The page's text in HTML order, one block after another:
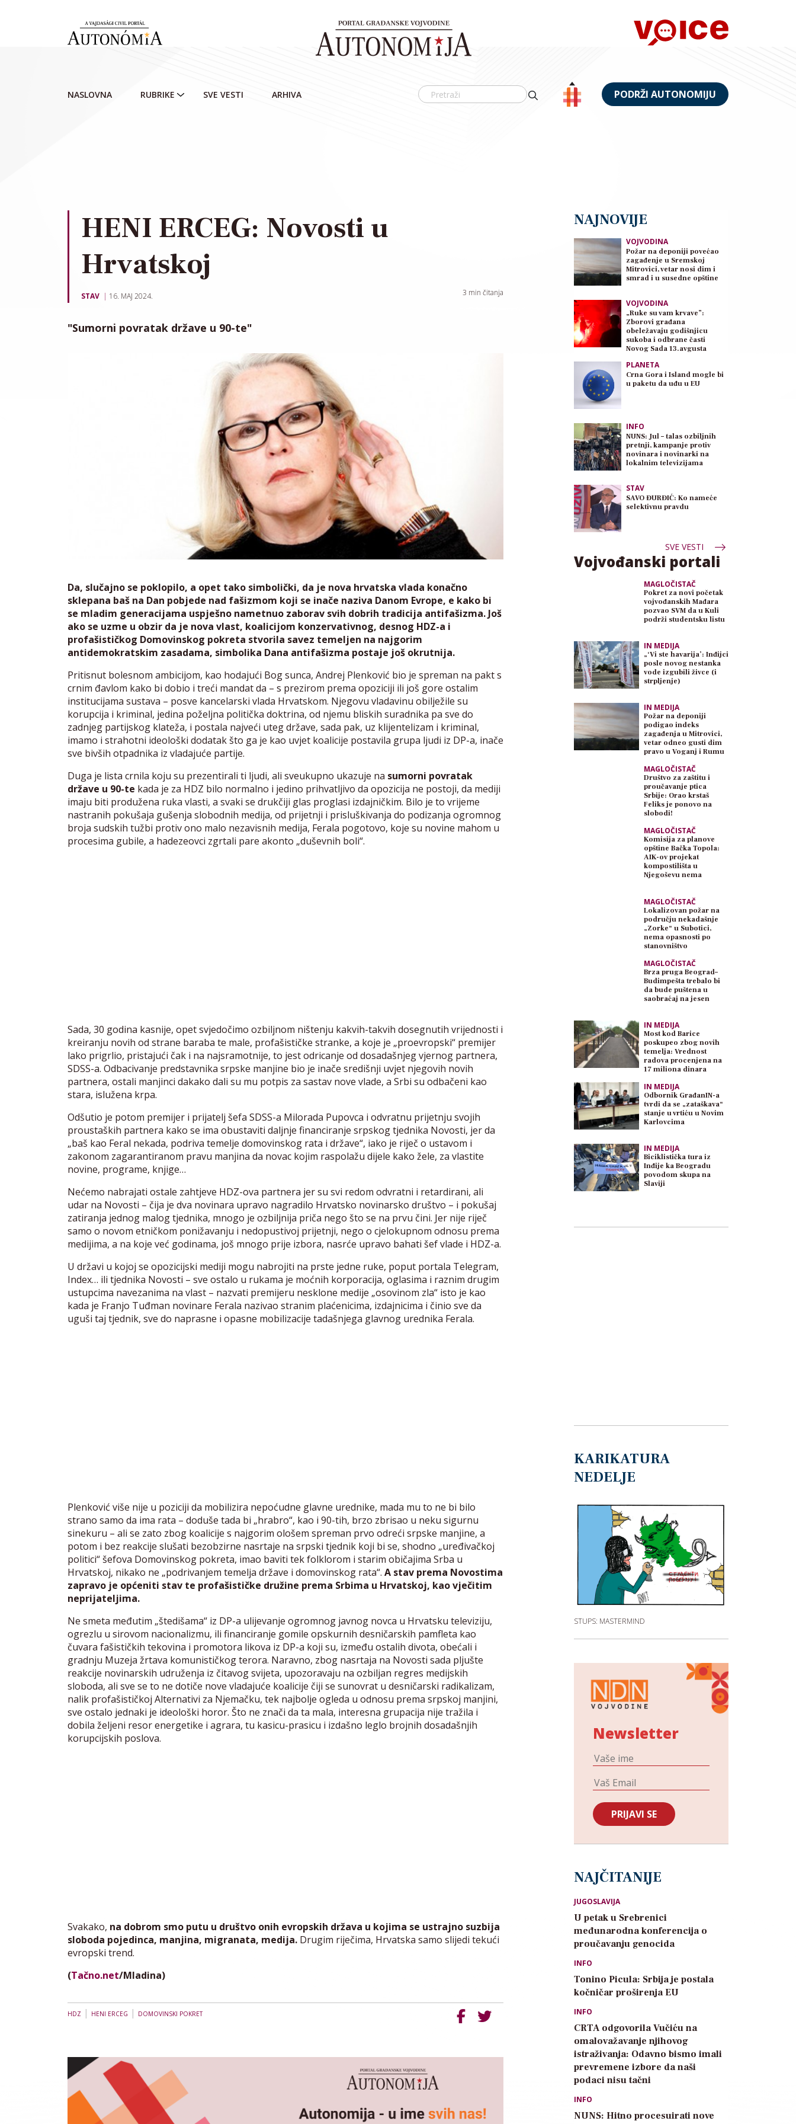
NASLOVNA RUBRIKE SVE VESTI ARHIVA PODRŽI AUTONOMIJU
HENI ERCEG: Novosti u
Hrvatskoj
STAV 16. MAJ 2024. 3 min čitanja
"Sumorni povratak države u 90-te"
Da, slučajno se poklopilo, a opet tako simbolički, da je nova hrvatska vlada konačno
sklepana baš na Dan pobjede nad fašizmom koji se inače naziva Danom Evrope, e kako bi
se mladim generacijama uspješno nametnuo zaborav svih dobrih tradicija antifašizma. Još
ako se uzme u obzir da je nova vlast, koalicijom konzervativnog, desnog HDZ-a i
profašističkog Domovinskog pokreta stvorila savez temeljen na najgorim
antidemokratskim zasadama, simbolika Dana antifašizma postaje još okrutnija.
Pritisnut bolesnom ambicijom, kao hodajući Bog sunca, Andrej Plenković bio je spreman na pakt s
crnim đavlom kako bi dobio i treći mandat da – s prezirom prema opoziciji ili još gore ostalim
institucijama sustava – posve kancelarski vlada Hrvatskom. Njegovu vladavinu obilježile su
korupcija i kriminal, jedina poželjna politička doktrina, od njemu bliskih suradnika pa sve do
zadnjeg partijskog klateža, i postala najveći uteg države, sada pak, uz klijentelizam i kriminal,
imamo i strahotni ideološki dodatak što ga je kao uvjet koalicije postavila grupa ljudi iz DP-a, inače
sve bivših otpadnika iz vladajuće partije.
Duga je lista crnila koju su prezentirali ti ljudi, ali sveukupno ukazuje na sumorni povratak
države u 90-te kada je za HDZ bilo normalno i jedino prihvatljivo da opozicija ne postoji, da mediji
imaju biti produžena ruka vlasti, a svaki se drukčiji glas proglasi izdajničkim. Bilo je to vrijeme
nastranih pokušaja gušenja slobodnih medija, od prijetnji i prisluškivanja do podizanja ogromnog
broja sudskih tužbi protiv ono malo nezavisnih medija, Ferala pogotovo, koje su novine mahom u
procesima gubile, a hadezeovci zgrtali pare akonto „duševnih boli“.
Sada, 30 godina kasnije, opet svjedočimo ozbiljnom ništenju kakvih-takvih dosegnutih vrijednosti i
kreiranju novih od strane baraba te male, profašističke stranke, a koje je „proevropski“ premijer
lako prigrlio, pristajući čak i na najsramotnije, to jest odricanje od dosadašnjeg vjernog partnera,
SDSS-a. Odbacivanje predstavnika srpske manjine bio je inače središnji uvjet njegovih novih
partnera, ostali manjinci dakako dali su mu potpis za sastav nove vlade, a Srbi su odbačeni kao
stara, islužena krpa.
Odšutio je potom premijer i prijatelj šefa SDSS-a Milorada Pupovca i odvratnu prijetnju svojih
proustaških partnera kako se ima obustaviti daljnje financiranje srpskog tjednika Novosti, jer da
„baš kao Feral nekada, podriva temelje domovinskog rata i države“, iako je riječ o ustavom i
zakonom zagarantiranom pravu manjina da novac kojim raspolažu dijele kako žele, za vlastite
novine, programe, knjige…
Nećemo nabrajati ostale zahtjeve HDZ-ova partnera jer su svi redom odvratni i retardirani, ali
udar na Novosti – čija je dva novinara upravo nagradilo Hrvatsko novinarsko društvo – i pokušaj
zatiranja jednog malog tjednika, mnogo je ozbiljnija priča nego što se na prvu čini. Jer nije riječ
samo o novom etničkom ponižavanju i nedopustivoj prijetnji, nego o cjelokupnom odnosu prema
medijima, a na koje već godinama, još mnogo prije izbora, nasrće upravo bahati šef vlade i HDZ-a.
U državi u kojoj se opozicijski mediji mogu nabrojiti na prste jedne ruke, poput portala Telegram,
Index… ili tjednika Novosti – sve ostalo u rukama je moćnih korporacija, oglasima i raznim drugim
ustupcima navezanima na vlast – nazvati premijeru nesklone medije „osovinom zla“ isto je kao
kada je Franjo Tuđman novinare Ferala nazivao stranim plaćenicima, izdajnicima i činio sve da
uguši taj tjednik, sve do naprasne i opasne mobilizacije tadašnjega glavnog urednika Ferala.
Plenković više nije u poziciji da mobilizira nepoćudne glavne urednike, mada mu to ne bi bilo
strano samo da ima rata – doduše tada bi „hrabro“, kao i 90-tih, brzo zbrisao u neku sigurnu
sinekuru – ali se zato zbog koalicije s najgorim ološem spreman prvo odreći srpske manjine, a
potom i bez reakcije slušati bezobzirne nasrtaje na srpski tjednik koji bi se, shodno „uređivačkoj
politici“ šefova Domovinskog pokreta, imao baviti tek folklorom i starim običajima Srba u
Hrvatskoj, nikako ne „podrivanjem temelja države i domovinskog rata“. A stav prema Novostima
zapravo je općeniti stav te profašističke družine prema Srbima u Hrvatskoj, kao vječitim
neprijateljima.
Ne smeta međutim „štedišama“ iz DP-a ulijevanje ogromnog javnog novca u Hrvatsku televiziju,
ogrezlu u sirovom nacionalizmu, ili financiranje gomile opskurnih desničarskih pamfleta kao
čuvara fašističkih tekovina i promotora likova iz DP-a koji su, između ostalih divota, obećali i
gradnju Muzeja žrtava komunističkog terora. Naravno, zbog nasrtaja na Novosti sada pljušte
reakcije novinarskih udruženja iz čitavog svijeta, upozoravaju na ozbiljan regres medijskih
sloboda, ali sve se to ne dotiče nove vladajuće koalicije čiji se sunovrat u desničarski radikalizam,
nalik profašističkoj Alternativi za Njemačku, tek najbolje ogleda u odnosu prema srpskoj manjini,
sve ostalo jednaki je ideološki horor. Što ne znači da ta mala, interesna grupacija nije tražila i
dobila željeni resor energetike i agrara, tu kasicu-prasicu i izdašno leglo brojnih dosadašnjih
korupcijskih poslova.
Svakako, na dobrom smo putu u društvo onih evropskih država u kojima se ustrajno suzbija
sloboda pojedinca, manjina, migranata, medija. Drugim riječima, Hrvatska samo slijedi tekući
evropski trend.
(Tačno.net/Mladina)
HDZ | HENI ERCEG | DOMOVINSKI POKRET
NAJNOVIJE
VOJVODINA
Požar na deponiji povećao
zagađenje u Sremskoj
Mitrovici, vetar nosi dim i
smrad i u susedne opštine
VOJVODINA
„Ruke su vam krvave”:
Zborovi građana
obeležavaju godišnjicu
sukoba i odbrane časti
Novog Sada 13.avgusta
PLANETA
Crna Gora i Island mogle bi
u paketu da uđu u EU
INFO
NUNS: Jul – talas ozbiljnih
pretnji, kampanje protiv
novinara i novinarki na
lokalnim televizijama
STAV
SAVO ĐURĐIĆ: Ko nameće
selektivnu pravdu
SVE VESTI
Vojvođanski portali
MAGLOČISTAČ
Pokret za novi početak
vojvođanskih Mađara
pozvao SVM da u Kuli
podrži studentsku listu
IN MEDIJA
„‘Vi ste havarija’: Inđijci
posle novog nestanka
vode izgubili živce (i
strpljenje)
IN MEDIJA
Požar na deponiji
podigao indeks
zagađenja u Mitrovici,
vetar odneo gusti dim
pravo u Voganj i Rumu
MAGLOČISTAČ
Društvo za zaštitu i
proučavanje ptica
Srbije: Orao krstaš
Feliks je ponovo na
slobodi!
MAGLOČISTAČ
Komisija za planove
opštine Bačka Topola:
AIK-ov projekat
kompostilišta u
Njegoševu nema
MAGLOČISTAČ
Lokalizovan požar na
području nekadašnje
„Zorke“ u Subotici,
nema opasnosti po
stanovništvo
MAGLOČISTAČ
Brza pruga Beograd–
Budimpešta trebalo bi
da bude puštena u
saobraćaj na jesen
IN MEDIJA
Most kod Barice
poskupeo zbog novih
temelja: Vrednost
radova procenjena na
17 miliona dinara
IN MEDIJA
Odbornik GrađanIN-a
tvrdi da se „zataškava“
stanje u vrtiću u Novim
Karlovcima
IN MEDIJA
Biciklistička tura iz
Inđije ka Beogradu
povodom skupa na
Slaviji
KARIKATURA
NEDELJE
STUPS: MASTERMIND
Newsletter
NAJČITANIJE
JUGOSLAVIJA
U petak u Srebrenici
međunarodna konferencija o
proučavanju genocida
INFO
Tonino Picula: Srbija je postala
kočničar proširenja EU
INFO
CRTA odgovorila Vučiću na
omalovažavanje njihovog
istraživanja: Odavno bismo imali
prevremene izbore da naši
podaci nisu tačni
INFO
NUNS: Hitno procesuirati nove